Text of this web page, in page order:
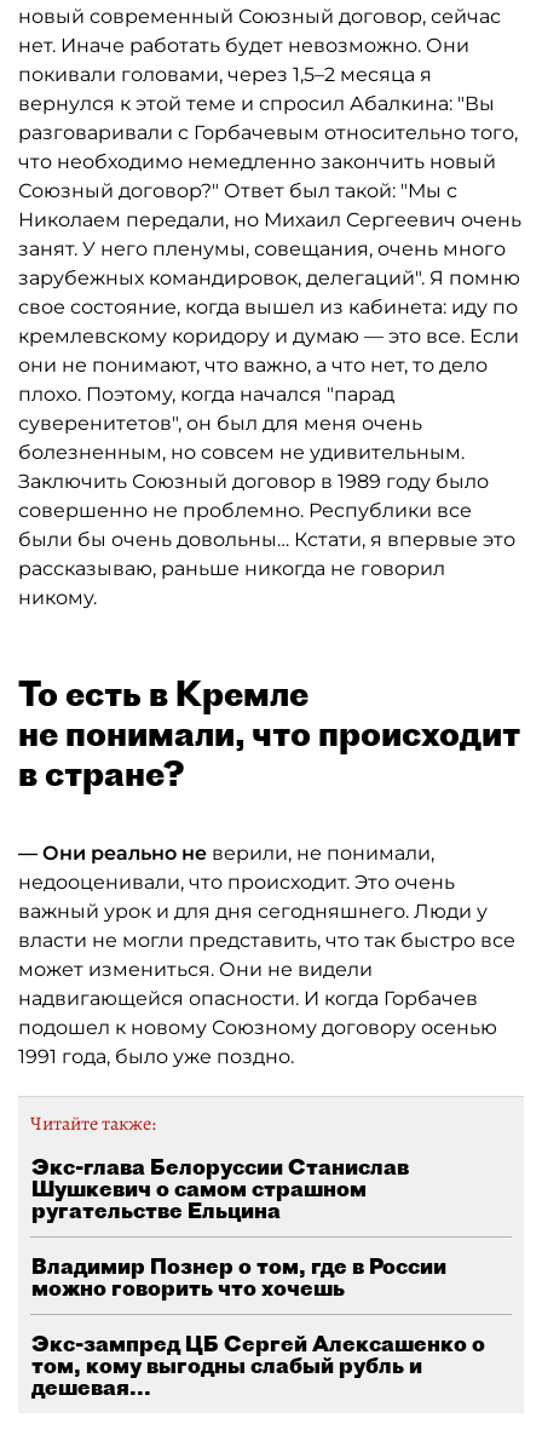
новый современный Союзный договор, сейчас
нет. Иначе работать будет невозможно. Они
покивали головами, через 1,5–2 месяца я
вернулся к этой теме и спросил Абалкина: "Вы
разговаривали с Горбачевым относительно того,
что необходимо немедленно закончить новый
Союзный договор?" Ответ был такой: "Мы с
Николаем передали, но Михаил Сергеевич очень
занят. У него пленумы, совещания, очень много
зарубежных командировок, делегаций". Я помню
свое состояние, когда вышел из кабинета: иду по
кремлевскому коридору и думаю — это все. Если
они не понимают, что важно, а что нет, то дело
плохо. Поэтому, когда начался "парад
суверенитетов", он был для меня очень
болезненным, но совсем не удивительным.
Заключить Союзный договор в 1989 году было
совершенно не проблемно. Республики все
были бы очень довольны… Кстати, я впервые это
рассказываю, раньше никогда не говорил
никому.
То есть в Кремле
не понимали, что происходит
в стране?
— Они реально не верили, не понимали,
недооценивали, что происходит. Это очень
важный урок и для дня сегодняшнего. Люди у
власти не могли представить, что так быстро все
может измениться. Они не видели
надвигающейся опасности. И когда Горбачев
подошел к новому Союзному договору осенью
1991 года, было уже поздно.
Читайте также:
Экс-глава Белоруссии Станислав
Шушкевич о самом страшном
ругательстве Ельцина
Владимир Познер о том, где в России
можно говорить что хочешь
Экс-зампред ЦБ Сергей Алексашенко о
том, кому выгодны слабый рубль и
дешевая...